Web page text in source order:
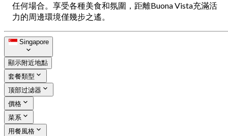
任何場合。享受各種美食和氛圍，距離Buona Vista充滿活
力的周邊環境僅幾步之遙。
Singapore
顯示附近地點
套餐類型
顶部过滤器
價格
菜系
用餐風格